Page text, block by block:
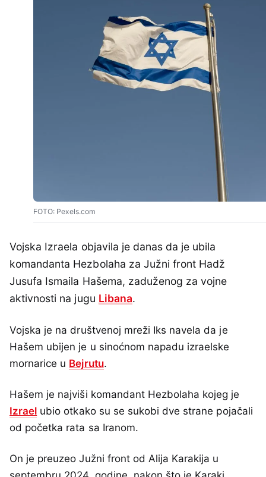
FOTO: Pexels.com
Vojska Izraela objavila je danas da je ubila
komandanta Hezbolaha za Južni front Hadž
Jusufa Ismaila Hašema, zaduženog za vojne
aktivnosti na jugu Libana.
Vojska je na društvenoj mreži Iks navela da je
Hašem ubijen je u sinoćnom napadu izraelske
mornarice u Bejrutu.
Hašem je najviši komandant Hezbolaha kojeg je
Izrael ubio otkako su se sukobi dve strane pojačali
od početka rata sa Iranom.
On je preuzeo Južni front od Alija Karakija u